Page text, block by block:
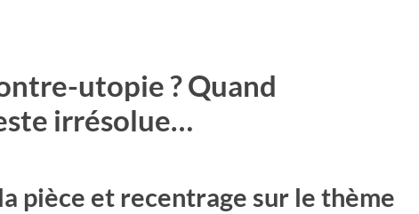
utopie ? Quand
irrésolue…
pièce et recentrage sur le thème